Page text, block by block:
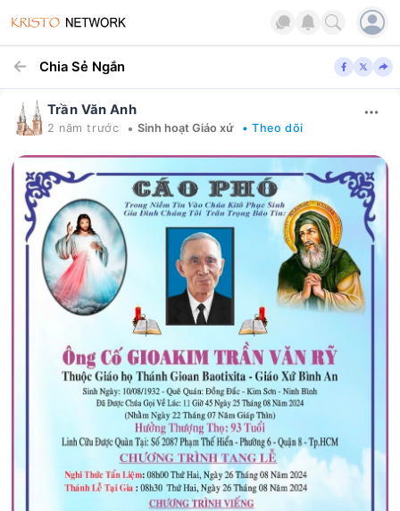
Chia Sẻ Ngắn
Trần Văn Anh
2 năm trước • Sinh hoạt Giáo xứ • Theo dõi